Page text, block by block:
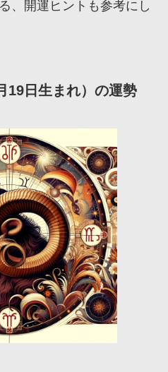
、開運ヒントも参考にし
19日生まれ）の運勢